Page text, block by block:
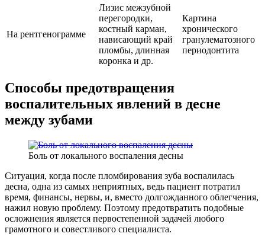
На рентгенограмме
Лизис межзубной
перегородки,
костный карман,
нависающий край
пломбы, длинная
коронка и др.
Картина
хронического
гранулематозного
периодонтита
Способы предотвращения
воспалительных явлений в десне
между зубами
Боль от локального воспаления десны
Ситуация, когда после пломбирования зуба воспалилась
десна, одна из самых неприятных, ведь пациент потратил
время, финансы, нервы, и, вместо долгожданного облегчения,
нажил новую проблему. Поэтому предотвратить подобные
осложнения является первостепенной задачей любого
грамотного и совестливого специалиста.